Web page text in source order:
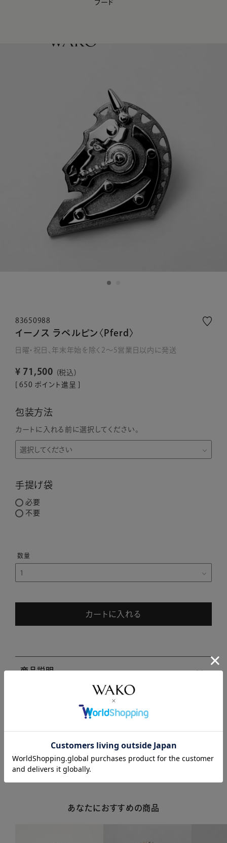
【会員様限定】夏のプレゼントキャンペーン開催中
フード
83650988
イーノス ラペルピン〈Pferd〉
日曜・祝日、年末年始を除く2～5営業日以内に発送
¥ 71,500
税込
650 ポイント進呈 ]
包装方法
カートに入れる前に選択してください。
手提げ袋
必要
不要
カートに入れる
商品説明
あなたにおすすめの商品